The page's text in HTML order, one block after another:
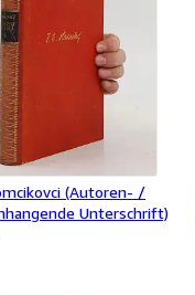
(Autoren- /
Unterschrift)